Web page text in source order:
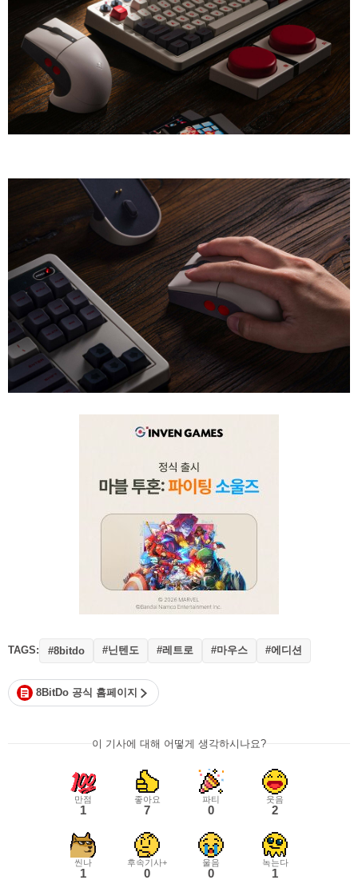
TAGS: #8bitdo #닌텐도 #레트로 #마우스 #에디션
8BitDo 공식 홈페이지
이 기사에 대해 어떻게 생각하시나요?
만점
1
좋아요
7
파티
0
웃음
2
씬나
1
후속기사+
0
울음
0
녹는다
1